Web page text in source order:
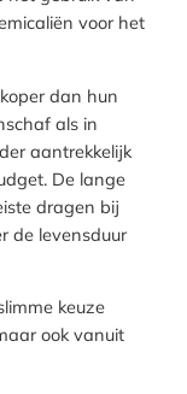
voor het
dan hun
als in
aantrekkelijk
De lange
dragen bij
de levensduur
keuze
ook vanuit